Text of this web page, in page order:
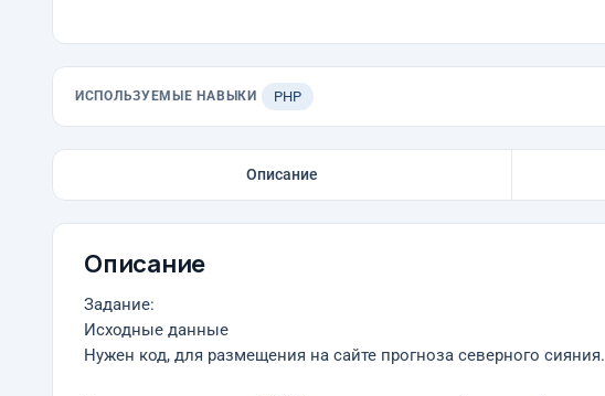
ИСПОЛЬЗУЕМЫЕ НАВЫКИ PHP
Описание
Описание
Задание:
Исходные данные
Нужен код, для размещения на сайте прогноза северного сияния.